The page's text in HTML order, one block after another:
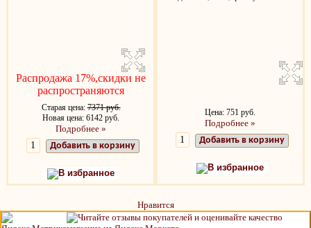
Распродажа 17%,скидки не
распространяются
Старая цена:7371 руб.
Новая цена: 6142 руб.
Подробнее »
Добавить в корзину
В избранное
Цена: 751 руб.
Подробнее »
Добавить в корзину
В избранное
Нравится